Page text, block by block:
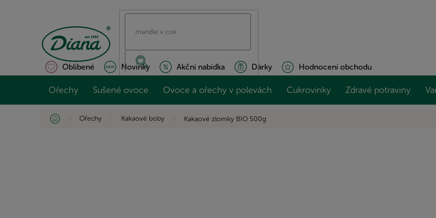
Oblíbené Novinky Akční nabídka Dárky Hodnocení obchodu
Ořechy Sušené ovoce Ovoce a ořechy v polevách Cukrovinky Zdravé potraviny
Domů Ořechy Kakaové boby Kakaové zlomky BIO 500g